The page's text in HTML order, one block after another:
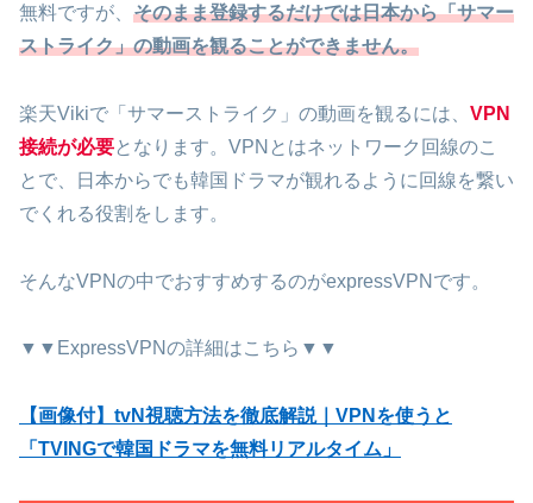
無料ですが、 そのまま登録するだけでは日本から「サマー
ストライク」の動画を観ることができません。
楽天Vikiで「サマーストライク」の動画を観るには、 VPN
接続が必要となります。VPNとはネットワーク回線のこ
とで、日本からでも韓国ドラマが観れるように回線を繋い
でくれる役割をします。
そんなVPNの中でおすすめするのがexpressVPNです。
▼▼ExpressVPNの詳細はこちら▼▼
【画像付】tvN視聴方法を徹底解説｜VPNを使うと
「TVINGで韓国ドラマを無料リアルタイム」